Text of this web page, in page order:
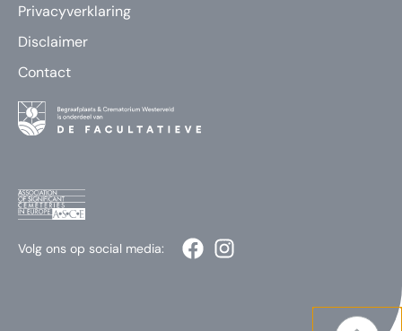
Privacyverklaring
Disclaimer
Contact
Volg ons op social media: